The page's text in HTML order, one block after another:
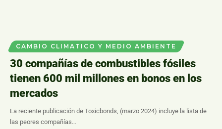
CAMBIO CLIMATICO Y MEDIO AMBIENTE
30 compañías de combustibles fósiles
tienen 600 mil millones en bonos en los
mercados
La reciente publicación de Toxicbonds, (marzo 2024) incluye la lista de
las peores compañías…